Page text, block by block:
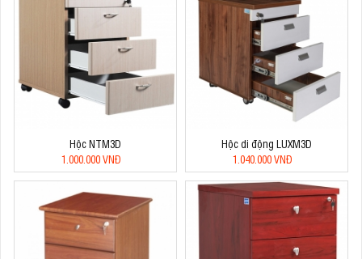
Hộc NTM3D
1.000.000 VNĐ
Hộc di động LUXM3D
1.040.000 VNĐ